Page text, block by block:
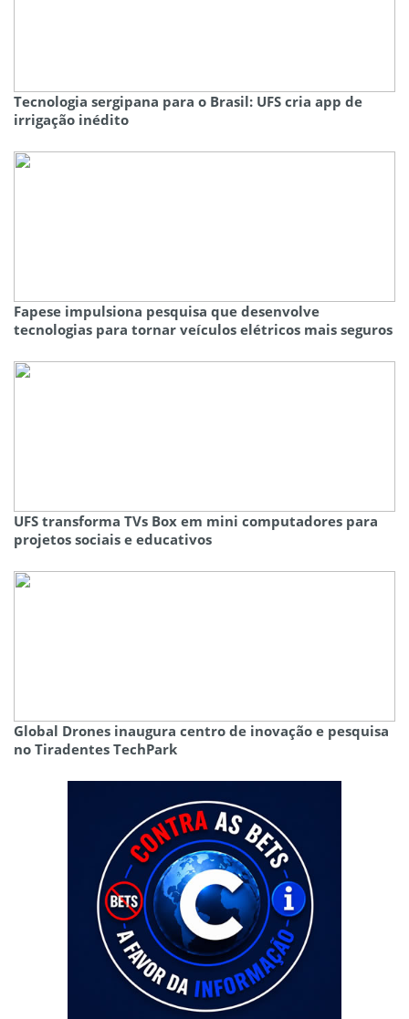
Tecnologia sergipana para o Brasil: UFS cria app de
irrigação inédito
Fapese impulsiona pesquisa que desenvolve
tecnologias para tornar veículos elétricos mais seguros
UFS transforma TVs Box em mini computadores para
projetos sociais e educativos
Global Drones inaugura centro de inovação e pesquisa
no Tiradentes TechPark